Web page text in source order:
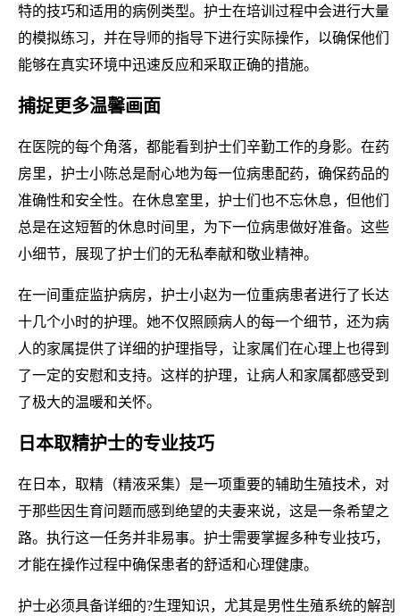
特的技巧和适用的病例类型。护士在培训过程中会进行大量
的模拟练习，并在导师的指导下进行实际操作，以确保他们
能够在真实环境中迅速反应和采取正确的措施。
捕捉更多温馨画面
在医院的每个角落，都能看到护士们辛勤工作的身影。在药
房里，护士小陈总是耐心地为每一位病患配药，确保药品的
准确性和安全性。在休息室里，护士们也不忘休息，但他们
总是在这短暂的休息时间里，为下一位病患做好准备。这些
小细节，展现了护士们的无私奉献和敬业精神。
在一间重症监护病房，护士小赵为一位重病患者进行了长达
十几个小时的护理。她不仅照顾病人的每一个细节，还为病
人的家属提供了详细的护理指导，让家属们在心理上也得到
了一定的安慰和支持。这样的护理，让病人和家属都感受到
了极大的温暖和关怀。
日本取精护士的专业技巧
在日本，取精（精液采集）是一项重要的辅助生殖技术，对
于那些因生育问题而感到绝望的夫妻来说，这是一条希望之
路。执行这一任务并非易事。护士需要掌握多种专业技巧，
才能在操作过程中确保患者的舒适和心理健康。
护士必须具备详细的?生理知识，尤其是男性生殖系统的解剖